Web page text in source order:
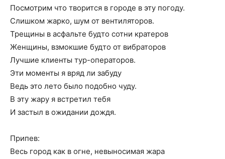
Посмотрим что творится в городе в эту погоду.
Слишком жарко, шум от вентиляторов.
Трещины в асфальте будто сотни кратеров
Женщины, взмокшие будто от вибраторов
Лучшие клиенты тур-операторов.
Эти моменты я вряд ли забуду
Ведь это лето было подобно чуду.
В эту жару я встретил тебя
И застыл в ожидании дождя.
Припев:
Весь город как в огне, невыносимая жара